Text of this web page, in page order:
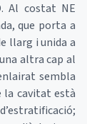
Al costat NE
que porta a
llarg i unida a
altra cap al
sembla
la cavitat està